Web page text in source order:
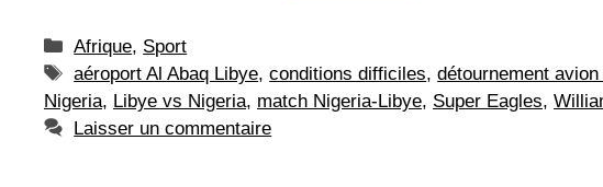
Catégories
Afrique, Sport
Étiquettes
aéroport Al Abaq Libye,conditions difficiles,détournement
Nigeria, Libye vs Nigeria, match Nigeria-Libye, Super Eagles,
Laisser un commentaire